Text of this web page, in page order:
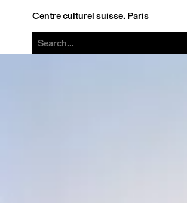
Centre culturel suisse. Paris